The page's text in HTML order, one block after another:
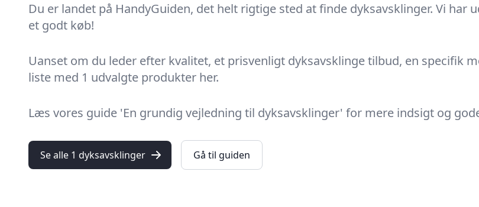
Du er landet på HandyGuiden, det helt rigtige sted at finde dyksavsklinger. Vi har
et godt køb!
Uanset om du leder efter kvalitet, et prisvenligt dyksavsklinge tilbud, en specifik
liste med 1 udvalgte produkter her.
Læs vores guide 'En grundig vejledning til dyksavsklinger' for mere indsigt og
Se alle 1 dyksavsklinger Gå til guiden